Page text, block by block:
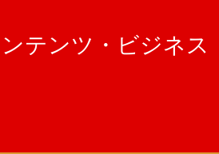
テンツ・ビジネス